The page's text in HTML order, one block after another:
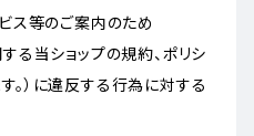
ビス等のご案内のため
る当ショップの規約、ポリシ
。）に違反する行為に対する